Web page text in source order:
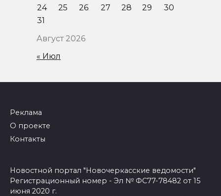
Август 2026
24
25 26 27 28 29
30
31
« Июл
Реклама
О проекте
Контакты
Новостной портал "Новочеркасские ведомости"
Регистрационный номер - Эл № ФС77-78482 от 15
июня 2020 г.